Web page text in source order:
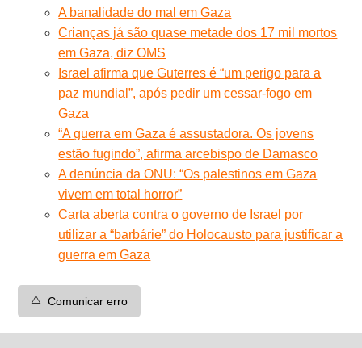
A banalidade do mal em Gaza
Crianças já são quase metade dos 17 mil mortos
em Gaza, diz OMS
Israel afirma que Guterres é “um perigo para a
paz mundial”, após pedir um cessar-fogo em
Gaza
“A guerra em Gaza é assustadora. Os jovens
estão fugindo”, afirma arcebispo de Damasco
A denúncia da ONU: “Os palestinos em Gaza
vivem em total horror”
Carta aberta contra o governo de Israel por
utilizar a “barbárie” do Holocausto para justificar a
guerra em Gaza
⚠️ Comunicar erro